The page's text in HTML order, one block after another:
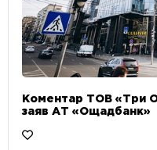
Коментар ТОВ «Три
заяв АТ «Ощадбанк»